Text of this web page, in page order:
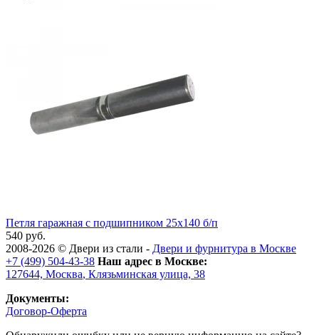
Петля гаражная с подшипником 25x140 б/п
540 руб.
2008-2026 © Двери из стали - Двери и фурнитура в Москве
+7 (499) 504-43-38 Наш адрес в Москве:
127644, Москва, Клязьминская улица, 38
Документы:
Договор-Оферта